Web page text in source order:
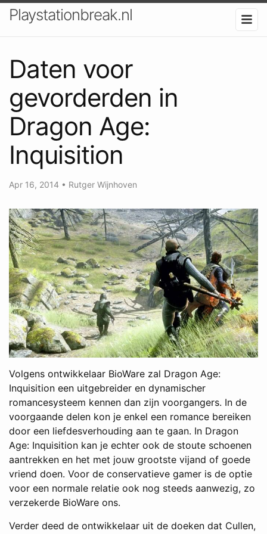
Playstationbreak.nl
Daten voor
gevorderden in
Dragon Age:
Inquisition
Apr 16, 2014 • Rutger Wijnhoven
Volgens ontwikkelaar BioWare zal Dragon Age:
Inquisition een uitgebreider en dynamischer
romancesysteem kennen dan zijn voorgangers. In de
voorgaande delen kon je enkel een romance bereiken
door een liefdesverhouding aan te gaan. In Dragon
Age: Inquisition kan je echter ook de stoute schoenen
aantrekken en het met jouw grootste vijand of goede
vriend doen. Voor de conservatieve gamer is de optie
voor een normale relatie ook nog steeds aanwezig, zo
verzekerde BioWare ons.
Verder deed de ontwikkelaar uit de doeken dat Cullen,